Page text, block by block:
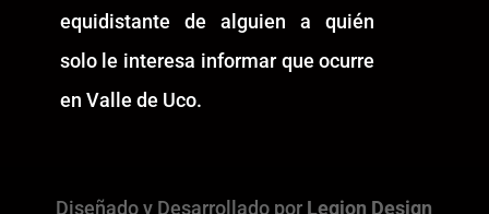
equidistante de alguien a quién
solo le interesa informar que ocurre
en Valle de Uco.
Diseñado y Desarrollado por Legion Design